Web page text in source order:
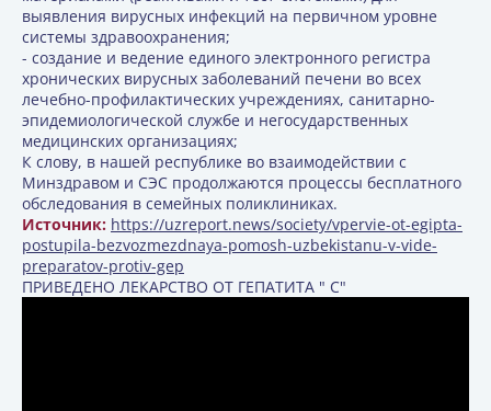
выявления вирусных инфекций на первичном уровне
системы здравоохранения;
- создание и ведение единого электронного регистра
хронических вирусных заболеваний печени во всех
лечебно-профилактических учреждениях, санитарно-
эпидемиологической службе и негосударственных
медицинских организациях;
К слову, в нашей республике во взаимодействии с
Минздравом и СЭС продолжаются процессы бесплатного
обследования в семейных поликлиниках.
Источник: https://uzreport.news/society/vpervie-ot-egipta-
postupila-bezvozmezdnaya-pomosh-uzbekistanu-v-vide-
preparatov-protiv-gep
ПРИВЕДЕНО ЛЕКАРСТВО ОТ ГЕПАТИТА " С"